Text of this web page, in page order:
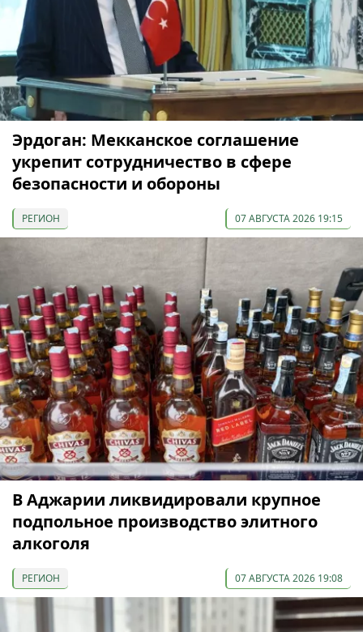
Эрдоган: Мекканское соглашение
укрепит сотрудничество в сфере
безопасности и обороны
РЕГИОН 07 АВГУСТА 2026 19:15
В Аджарии ликвидировали крупное
подпольное производство элитного
алкоголя
РЕГИОН 07 АВГУСТА 2026 19:08